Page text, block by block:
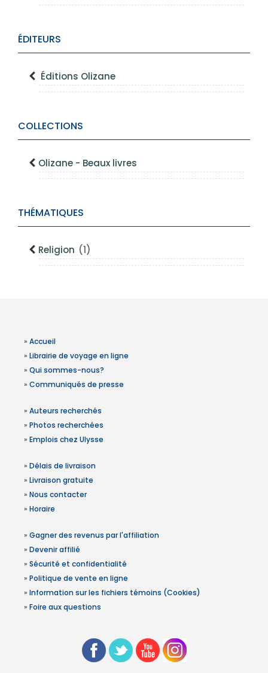
ÉDITEURS
Éditions Olizane
COLLECTIONS
Olizane - Beaux livres
THÉMATIQUES
Religion (1)
» Accueil
» Librairie de voyage en ligne
» Qui sommes-nous?
» Communiqués de presse
» Auteurs recherchés
» Photos recherchées
» Emplois chez Ulysse
» Délais de livraison
» Livraison gratuite
» Nous contacter
» Horaire
» Gagner des revenus par l'affiliation
» Devenir affilié
» Sécurité et confidentialité
» Politique de vente en ligne
» Information sur les fichiers témoins (Cookies)
» Foire aux questions